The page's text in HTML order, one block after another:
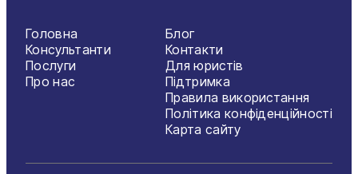
Головна
Консультанти
Послуги
Про нас
Блог
Контакти
Для юристів
Підтримка
Правила використання
Політика конфіденційності
Карта сайту